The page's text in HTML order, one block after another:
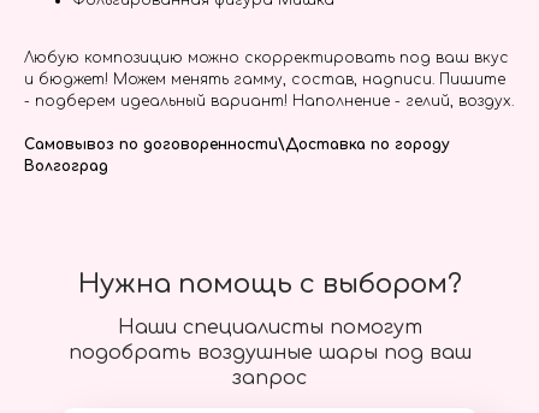
Любую композицию можно скорректировать под ваш вкус
и бюджет! Можем менять гамму, состав, надписи. Пишите
- подберем идеальный вариант! Наполнение - гелий, воздух.
Самовывоз по договоренности\Доставка по городу
Волгоград
Наши специалисты помогут
подобрать воздушные шары под ваш
запрос
Нужна помощь с выбором?